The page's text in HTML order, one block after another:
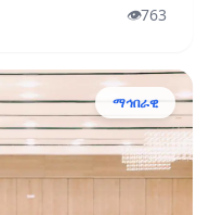
👁️763
ማኅበራዊ